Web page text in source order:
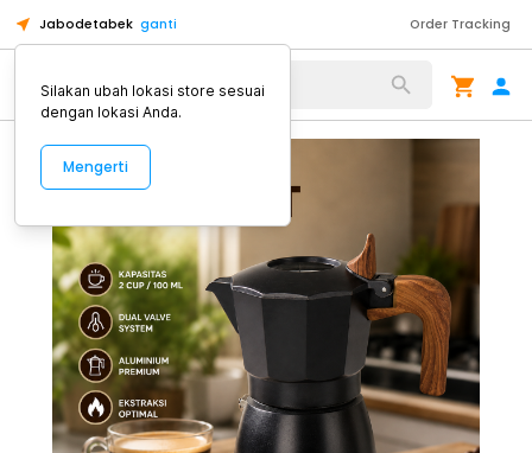
Jabodetabek ganti Order Tracking
Alat Kopi
Silakan ubah lokasi store sesuai
dengan lokasi Anda.
Mengerti